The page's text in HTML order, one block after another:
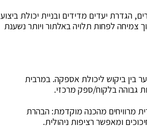
הגדרת יעדים מדידים ובניית יכולת ביצוע
צמיחה לפחות תלויה באלתור ויותר נשענת
בין ביקוש ליכולת אספקה. במרבית
גבוהה בלקוח/ספק מרכזי.
מרוויחים מהכנה מוקדמת: הבהרת
ומאפשר רציפות ניהולית.